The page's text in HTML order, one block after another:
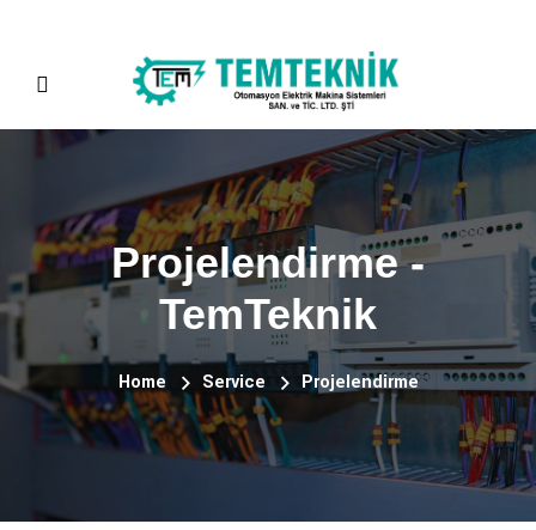
Projelendirme -
TemTeknik
Home Service Projelendirme